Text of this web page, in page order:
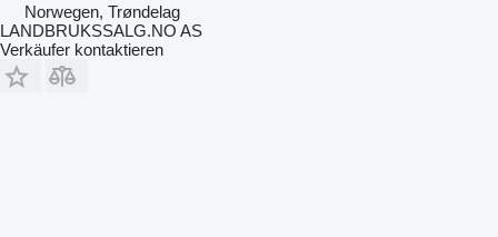
Norwegen, Trøndelag
LANDBRUKSSALG.NO AS
Verkäufer kontaktieren